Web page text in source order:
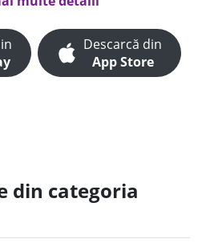
Descarcă din
App Store
din categoria